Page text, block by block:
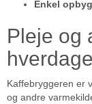
Enkel
Pleje og
Kaffebryggeren er
og andre